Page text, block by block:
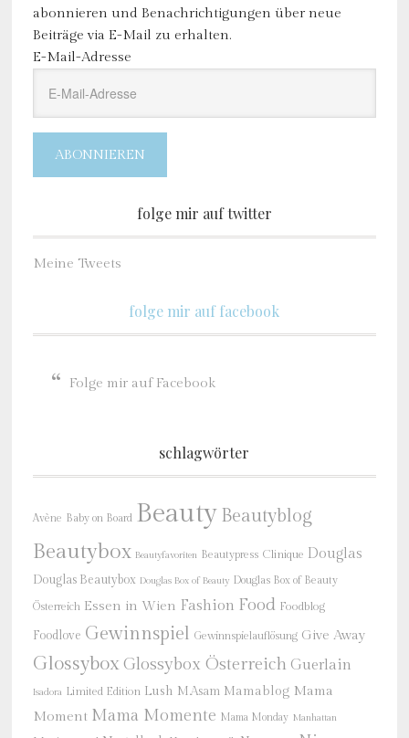
abonnieren und Benachrichtigungen über neue
Beiträge via E-Mail zu erhalten.
E-Mail-Adresse
ABONNIEREN
folge mir auf twitter
Meine Tweets
folge mir auf facebook
Folge mir auf Facebook
schlagwörter
Avène Baby on Board Beauty Beautyblog
Beautybox Beautyfavoriten Beautypress Clinique Douglas
Douglas Beautybox Douglas Box of Beauty Douglas Box of Beauty
Österreich Essen in Wien Fashion Food Foodblog
Foodlove Gewinnspiel Gewinnspielauflösung Give Away
GlossyboxGlossybox Österreich Guerlain
Isadora Limited Edition Lush M.Asam Mamablog Mama
Moment Mama Momente Mama Monday Manhattan